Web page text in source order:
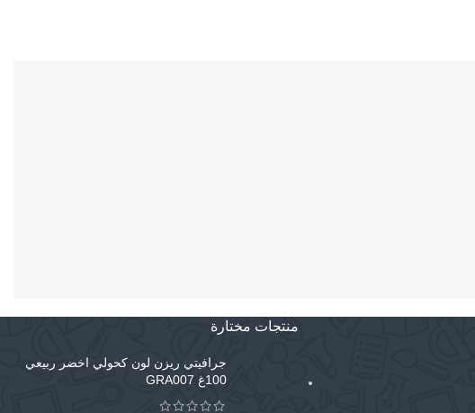
منتجات مختارة
جرافيتي ريزن لون كحولي اخضر ربيعي
100غ GRA007